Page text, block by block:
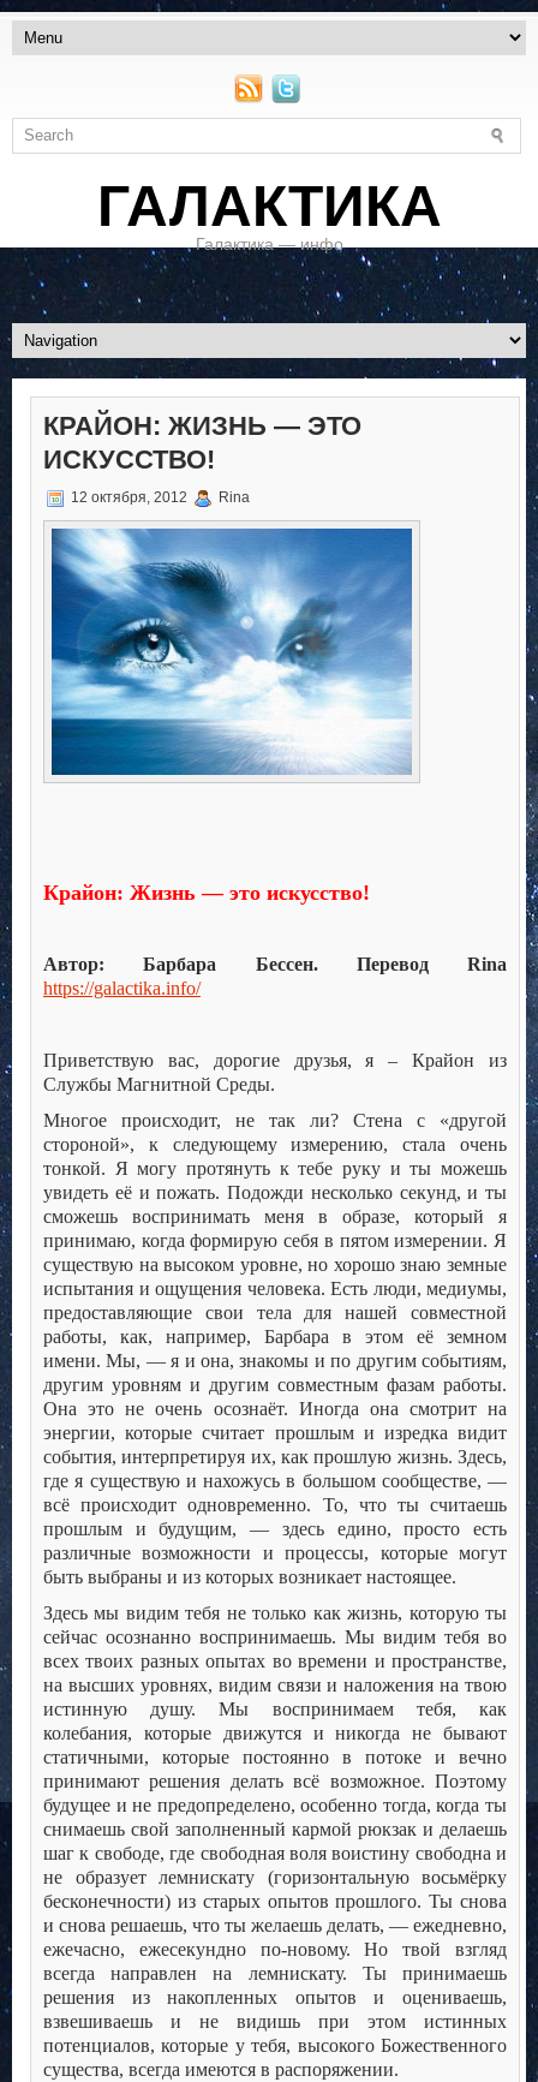
ГАЛАКТИКА
Галактика — инфо
КРАЙОН: ЖИЗНЬ — ЭТО
ИСКУССТВО!
12 октября, 2012 Rina
Крайон: Жизнь — это искусство!
Автор: Барбара Бессен. Перевод Rina
https://galactika.info/
Приветствую вас, дорогие друзья, я – Крайон из
Службы Магнитной Среды.
Многое происходит, не так ли? Стена с «другой
стороной», к следующему измерению, стала очень
тонкой. Я могу протянуть к тебе руку и ты можешь
увидеть её и пожать. Подожди несколько секунд, и ты
сможешь воспринимать меня в образе, который я
принимаю, когда формирую себя в пятом измерении. Я
существую на высоком уровне, но хорошо знаю земные
испытания и ощущения человека. Есть люди, медиумы,
предоставляющие свои тела для нашей совместной
работы, как, например, Барбара в этом её земном
имени. Мы, — я и она, знакомы и по другим событиям,
другим уровням и другим совместным фазам работы.
Она это не очень осознаёт. Иногда она смотрит на
энергии, которые считает прошлым и изредка видит
события, интерпретируя их, как прошлую жизнь. Здесь,
где я существую и нахожусь в большом сообществе, —
всё происходит одновременно. То, что ты считаешь
прошлым и будущим, — здесь едино, просто есть
различные возможности и процессы, которые могут
быть выбраны и из которых возникает настоящее.
Здесь мы видим тебя не только как жизнь, которую ты
сейчас осознанно воспринимаешь. Мы видим тебя во
всех твоих разных опытах во времени и пространстве,
на высших уровнях, видим связи и наложения на твою
истинную душу. Мы воспринимаем тебя, как
колебания, которые движутся и никогда не бывают
статичными, которые постоянно в потоке и вечно
принимают решения делать всё возможное. Поэтому
будущее и не предопределено, особенно тогда, когда ты
снимаешь свой заполненный кармой рюкзак и делаешь
шаг к свободе, где свободная воля воистину свободна и
не образует лемнискату (горизонтальную восьмёрку
бесконечности) из старых опытов прошлого. Ты снова
и снова решаешь, что ты желаешь делать, — ежедневно,
ежечасно, ежесекундно по-новому. Но твой взгляд
всегда направлен на лемнискату. Ты принимаешь
решения из накопленных опытов и оцениваешь,
взвешиваешь и не видишь при этом истинных
потенциалов, которые у тебя, высокого Божественного
существа, всегда имеются в распоряжении.